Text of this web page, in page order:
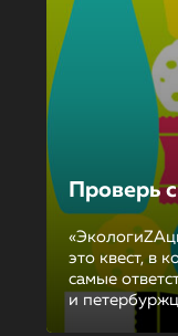
Проверь
это квест, в
самые
и